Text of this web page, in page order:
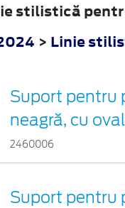
stilistică
> Linie
Suport pentru
neagră, cu
2460006
Suport pentru